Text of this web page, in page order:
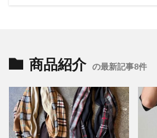
商品紹介 の最新記事8件